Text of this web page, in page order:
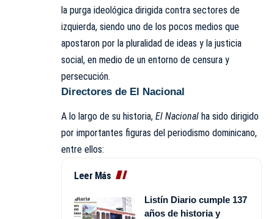
la purga ideológica dirigida contra sectores de
izquierda, siendo uno de los pocos medios que
apostaron por la pluralidad de ideas y la justicia
social, en medio de un entorno de censura y
persecución.
Directores de El Nacional
A lo largo de su historia, El Nacional ha sido dirigido
por importantes figuras del periodismo dominicano,
entre ellos:
Leer Más
Listín Diario cumple 137
años de historia y